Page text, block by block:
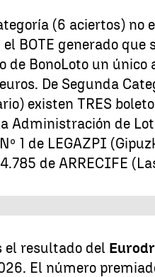
(6 aciertos) no
BOTE generado que
de BonoLoto un
De Segunda
existen TRES
Administración de
1 de LEGAZPI
de ARRECIFE
el resultado del
El número